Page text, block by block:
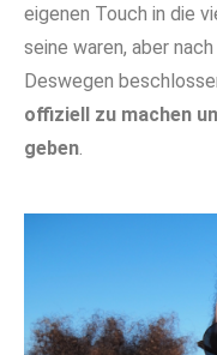
eigenen Touch in die
seine waren, aber
Deswegen
offiziell zu machen
geben